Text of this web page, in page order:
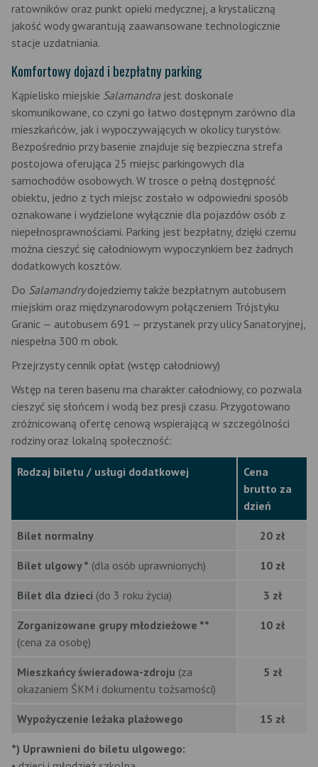
ratowników oraz punkt opieki medycznej, a krystaliczną
jakość wody gwarantują zaawansowane technologicznie
stacje uzdatniania.
Komfortowy dojazd i bezpłatny parking
Kąpielisko miejskie Salamandrajest doskonale
skomunikowane, co czyni go łatwo dostępnym zarówno dla
mieszkańców, jak i wypoczywających w okolicy turystów.
Bezpośrednio przy basenie znajduje się bezpieczna strefa
postojowa oferująca 25 miejsc parkingowych dla
samochodów osobowych. W trosce o pełną dostępność
obiektu, jedno z tych miejsc zostało w odpowiedni sposób
oznakowane i wydzielone wyłącznie dla pojazdów osób z
niepełnosprawnościami. Parking jest bezpłatny, dzięki czemu
można cieszyć się całodniowym wypoczynkiem bez żadnych
dodatkowych kosztów.
Do Salamandrydojedziemy także bezpłatnym autobusem
miejskim oraz międzynarodowym połączeniem Trójstyku
Granic — autobusem 691 — przystanek przy ulicy Sanatoryjnej,
niespełna 300 m obok.
Przejrzysty cennik opłat (wstęp całodniowy)
Wstęp na teren basenu ma charakter całodniowy, co pozwala
cieszyć się słońcem i wodą bez presji czasu. Przygotowano
zróżnicowaną ofertę cenową wspierającą w szczególności
rodziny oraz lokalną społeczność:
Rodzaj biletu / usługi dodatkowej
Cena
brutto za
dzień
Bilet normalny 20 zł
Bilet ulgowy * (dla osób uprawnionych) 10 zł
Bilet dla dzieci (do 3 roku życia) 3 zł
Zorganizowane grupy młodzieżowe **
(cena za osobę)
10 zł
Mieszkańcy świeradowa-zdroju (za
okazaniem ŚKM i dokumentu tożsamości)
5 zł
Wypożyczenie leżaka plażowego 15 zł
*) Uprawnieni do biletu ulgowego: